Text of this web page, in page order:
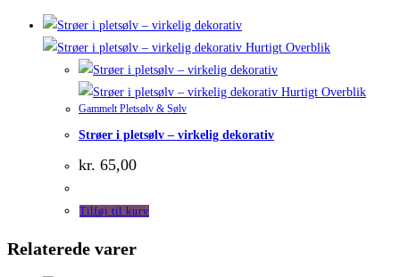
Hurtigt Overblik
Hurtigt Overblik
Gammelt Pletsølv & Sølv
Strøer i pletsølv – virkelig dekorativ
kr. 65,00
Tilføj til kurv
Relaterede varer